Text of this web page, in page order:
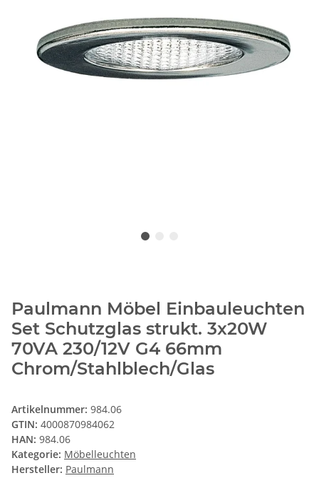
Paulmann Möbel Einbauleuchten
Set Schutzglas strukt. 3x20W
70VA 230/12V G4 66mm
Chrom/Stahlblech/Glas
Artikelnummer: 984.06
GTIN: 4000870984062
HAN: 984.06
Kategorie: Möbelleuchten
Hersteller: Paulmann